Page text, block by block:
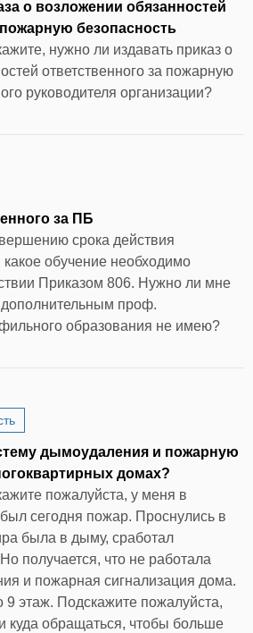
о возложении обязанностей
безопасность
нужно ли издавать приказ о
ответственного за пожарную
руководителя организации?
за ПБ
срока действия
обучение необходимо
Приказом 806. Нужно ли мне
дополнительным проф.
образования не имею?
дымоудаления и пожарную
домах?
пожалуйста, у меня в
сегодня пожар. Проснулись в
была в дыму, сработал
получается, что не работала
и пожарная сигнализация дома.
9 этаж. Подскажите пожалуйста,
куда обращаться, чтобы больше